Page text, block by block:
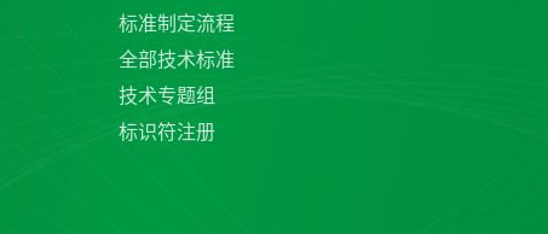
标准制定流程
全部技术标准
技术专题组
标识符注册